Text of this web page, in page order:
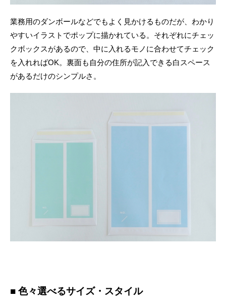
業務用のダンボールなどでもよく見かけるものだが、わかり
やすいイラストでポップに描かれている。それぞれにチェッ
クボックスがあるので、中に入れるモノに合わせてチェック
を入れればOK。裏面も自分の住所が記入できる白スペース
があるだけのシンプルさ。
■ 色々選べるサイズ・スタイル